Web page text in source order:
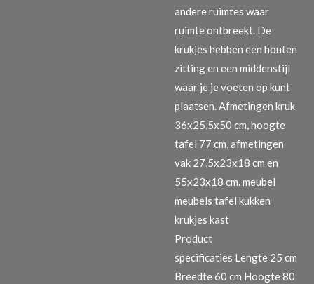
andere ruimtes waar
ruimte ontbreekt. De
krukjes hebben een houten
zitting en een middenstijl
waar je je voeten op kunt
plaatsen. Afmetingen kruk
36x25,5x50 cm, hoogte
tafel 77 cm, afmetingen
vak 27,5x23x18 cm en
55x23x18 cm. meubel
meubels tafel kukken
krukjes kast
Product
specificaties Lengte 25 cm
Breedte 60 cm Hoogte 80